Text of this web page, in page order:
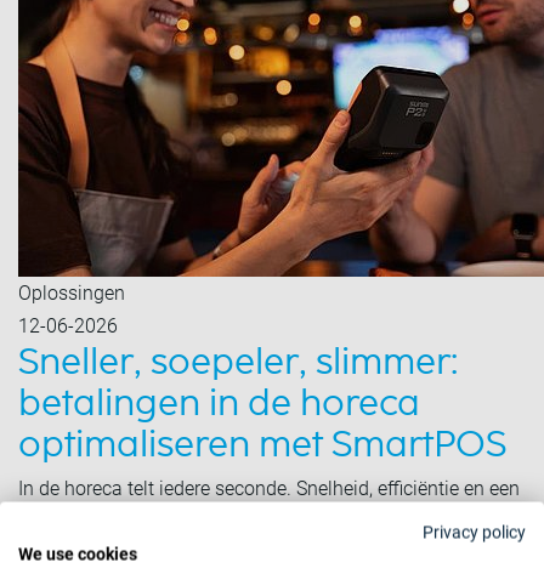
Oplossingen
12-06-2026
Sneller, soepeler, slimmer:
betalingen in de horeca
optimaliseren met SmartPOS
In de horeca telt iedere seconde. Snelheid, efficiëntie en een
soepele betaalervaring zijn geen extra’s, maar de
basisvereisten.
Privacy policy
We use cookies